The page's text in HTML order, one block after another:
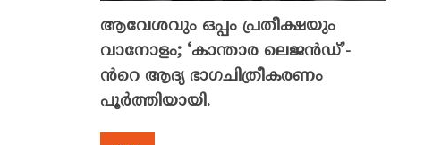
ആവേശവും ഒപ്പം പ്രതീക്ഷയും
വാനോളം; ‘കാന്താര ലെജൻഡ്’-
ൻറെ ആദ്യ ഭാഗചിത്രീകരണം
പൂർത്തിയായി.